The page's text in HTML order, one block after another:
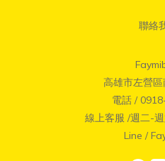
聯絡
高雄市左營
電話 /
線上客服 /週二-
Line /